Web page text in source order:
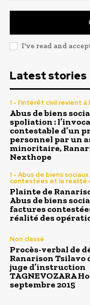
I've read and
Latest stories
1 - l'intérêt civil revient à
Abus de biens
spoliation :
contestable d’un
personnel par un
minoritaire,
Nexthope
1 - Abus de biens
contestées et la réalité
Plainte de
Abus de biens
factures
réalité des
Non classé
Procès-verbal de
Ranarison Tsilavo
juge d’instruction
TAGNEVOZARA
septembre 2015